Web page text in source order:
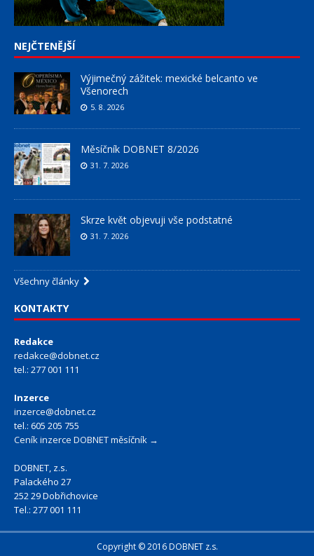
NEJČTENĚJŠÍ
Výjimečný zážitek: mexické belcanto ve
Všenorech
5. 8. 2026
Měsíčník DOBNET 8/2026
31. 7. 2026
Skrze květ objevuji vše podstatné
31. 7. 2026
Všechny články
KONTAKTY
Redakce
redakce@dobnet.cz
tel.: 277 001 111
Inzerce
inzerce@dobnet.cz
tel.: 605 205 755
Ceník inzerce DOBNET měsíčník →
DOBNET, z.s.
Palackého 27
252 29 Dobřichovice
Tel.: 277 001 111
Copyright © 2016 DOBNET z.s.